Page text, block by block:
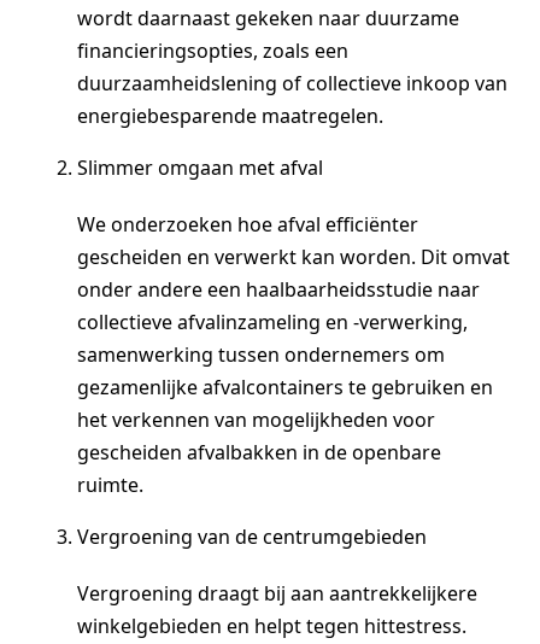
wordt daarnaast gekeken naar duurzame
financieringsopties, zoals een
duurzaamheidslening of collectieve inkoop van
energiebesparende maatregelen.
Slimmer omgaan met afval
We onderzoeken hoe afval efficiënter
gescheiden en verwerkt kan worden. Dit omvat
onder andere een haalbaarheidsstudie naar
collectieve afvalinzameling en -verwerking,
samenwerking tussen ondernemers om
gezamenlijke afvalcontainers te gebruiken en
het verkennen van mogelijkheden voor
gescheiden afvalbakken in de openbare
ruimte.
Vergroening van de centrumgebieden
Vergroening draagt bij aan aantrekkelijkere
winkelgebieden en helpt tegen hittestress.